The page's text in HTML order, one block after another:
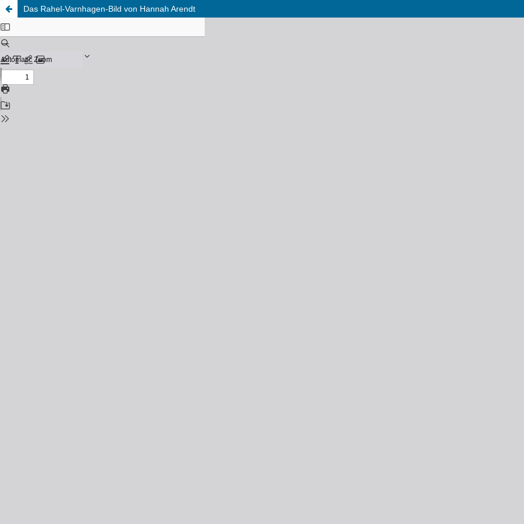
Das Rahel-Varnhagen-Bild von Hannah Arendt